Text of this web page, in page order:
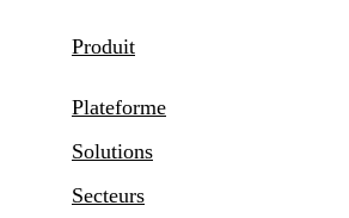
Produit
Plateforme
Solutions
Secteurs